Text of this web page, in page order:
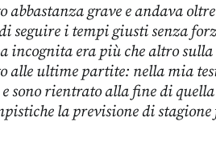
abbastanza grave e andava
seguire i tempi giusti senza
incognita era più che altro
alle ultime partite: nella mia
sono rientrato alla fine di
la previsione di